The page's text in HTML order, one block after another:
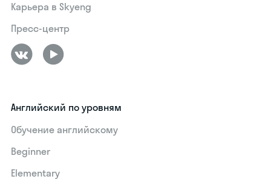
Карьера в Skyeng
Пресс-центр
Английский по уровням
Обучение английскому
Beginner
Elementary